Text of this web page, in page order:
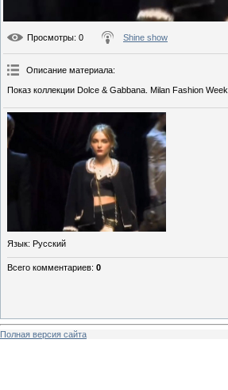
Просмотры: 0 Shine show
Описание материала:
Показ коллекции Dolce & Gabbana. Milan Fashion Week.
Язык: Русский
Всего комментариев: 0
Полная версия сайта